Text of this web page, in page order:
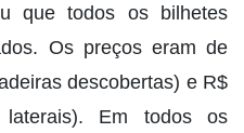
que todos os bilhetes
Os preços eram de
descobertas) e R$
laterais). Em todos os